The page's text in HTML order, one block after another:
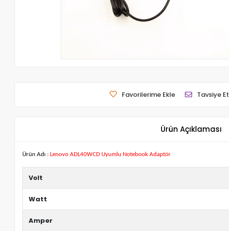
Favorilerime Ekle Tavsiye Et
Ürün Açıklaması
Ürün Adı : Lenovo ADL40WCD Uyumlu Notebook Adaptör
Volt
Watt
Amper